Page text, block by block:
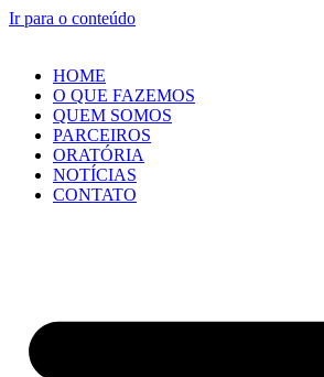
Ir para o conteúdo
HOME
O QUE FAZEMOS
QUEM SOMOS
PARCEIROS
ORATÓRIA
NOTÍCIAS
CONTATO